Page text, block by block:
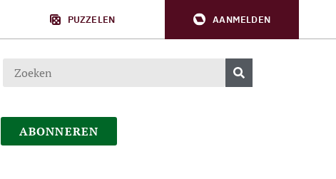
PUZZELEN AANMELDEN
ABONNEREN